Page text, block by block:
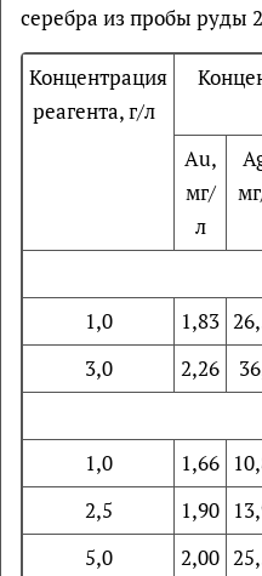
серебра из пробы руды 2
Концентрация
реагента, г/л
Au,
мг/
л
1,0
1,83
3,0
2,26
1,0
1,66
2,5
1,90
5,0
2,00